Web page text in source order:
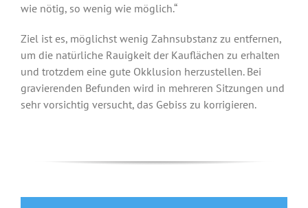
wie nötig, so wenig wie möglich.“
Ziel ist es, möglichst wenig Zahnsubstanz zu entfernen,
um die natürliche Rauigkeit der Kauflächen zu erhalten
und trotzdem eine gute Okklusion herzustellen. Bei
gravierenden Befunden wird in mehreren Sitzungen und
sehr vorsichtig versucht, das Gebiss zu korrigieren.